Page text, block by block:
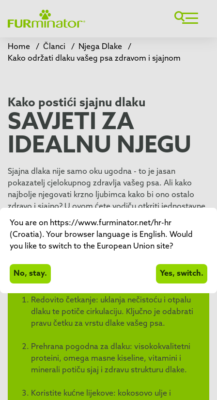
Home / Članci / Njega Dlake
/
Kako održati dlaku vašeg psa zdravom i sjajnom
Kako postići sjajnu dlaku
SAVJETI ZA
IDEALNU NJEGU
Sjajna dlaka nije samo oku ugodna - to je jasan
pokazatelj cjelokupnog zdravlja vašeg psa. Ali kako
najbolje njegovati krzno ljubimca kako bi ono ostalo
zdravo i sjajno? U ovom ćete vodiču otkriti jednostavne
savjete za njegu, osnovne načine četkanja, kao i ulogu
pravilne prehrane. Od svladavanja tehnika četkanja do
prirodnih kućnih rješenja - imamo sve savjete i trikove
Summary Collapse
Redovito četkanje: uklanja nečistoću i otpalu
dlaku te potiče cirkulaciju. Ključno je odabrati
pravu četku za vrstu dlake vašeg psa.
Prehrana pogodna za dlaku: visokokvalitetni
proteini, omega masne kiseline, vitamini i
minerali potiču sjaj i zdravu strukturu dlake.
Koristite kućne lijekove: kokosovo ulje i
You are on https://www.furminator.net/hr-hr
(Croatia). Your browser language is English. Would
you like to switch to the European Union site?
No, stay. Yes, switch.